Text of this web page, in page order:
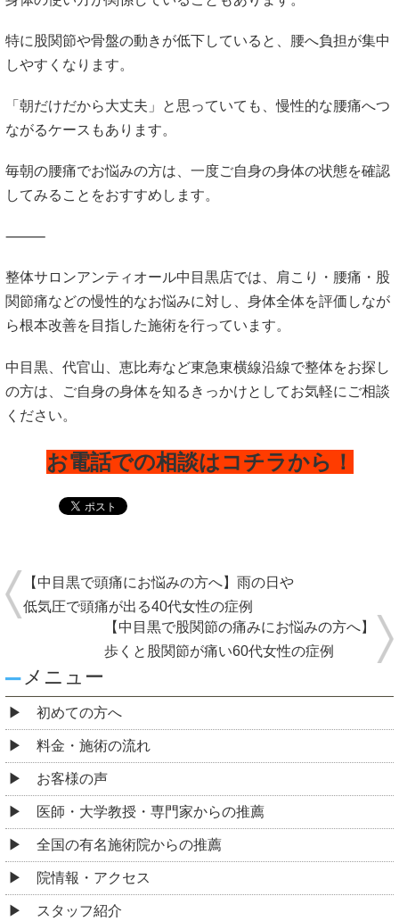
特に股関節や骨盤の動きが低下していると、腰へ負担が集中
しやすくなります。
「朝だけだから大丈夫」と思っていても、慢性的な腰痛へつ
ながるケースもあります。
毎朝の腰痛でお悩みの方は、一度ご自身の身体の状態を確認
してみることをおすすめします。
⸻
整体サロンアンティオール中目黒店では、肩こり・腰痛・股
関節痛などの慢性的なお悩みに対し、身体全体を評価しなが
ら根本改善を目指した施術を行っています。
中目黒、代官山、恵比寿など東急東横線沿線で整体をお探し
の方は、ご自身の身体を知るきっかけとしてお気軽にご相談
ください。
お電話での相談はコチラから！
【中目黒で頭痛にお悩みの方へ】雨の日や
低気圧で頭痛が出る40代女性の症例
【中目黒で股関節の痛みにお悩みの方へ】
歩くと股関節が痛い60代女性の症例
メニュー
初めての方へ
料金・施術の流れ
お客様の声
医師・大学教授・専門家からの推薦
全国の有名施術院からの推薦
院情報・アクセス
スタッフ紹介